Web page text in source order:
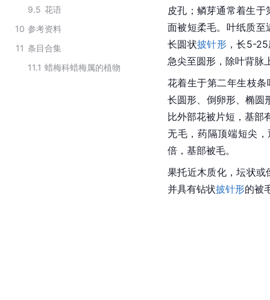
9.5 花语
10 参考资料
11 条目合集
11.1 蜡梅科蜡梅属的植物
皮孔；鳞芽通常着生
面被短柔毛。叶纸质至
长圆状披针形 ，长5-
急尖至圆形，除叶背脉
花着生于第二年生枝
长圆形、倒卵形、椭圆
比外部花被片短，基部
无毛，药隔顶端短尖
倍，基部被毛。
果托近木质化，坛状
并具有钻状披针形的被